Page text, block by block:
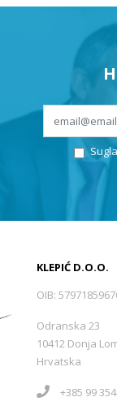
KLEPIĆ D.O.O.
OIB:
Odranska 23
10412 Donja
Hrvatska
+385 99